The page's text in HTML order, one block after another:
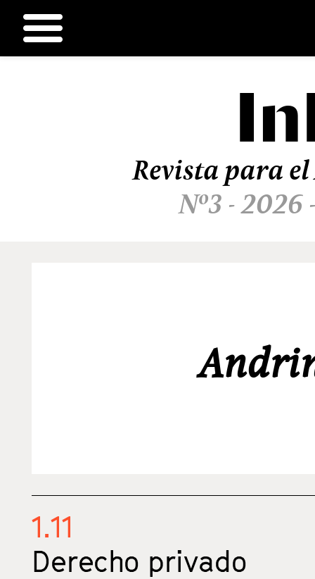
Revista para
Nº3 - 2026
1.11
Derecho privado